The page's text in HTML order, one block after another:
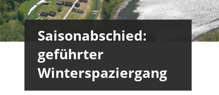
Saisonabschied:
geführter
Winterspaziergang